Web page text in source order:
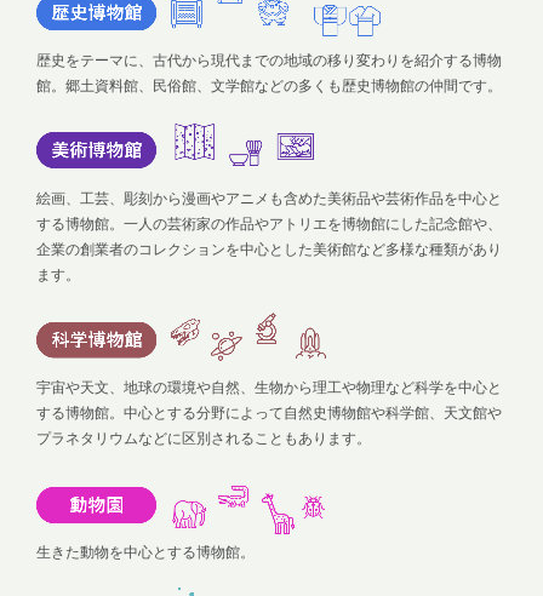
歴史をテーマに、古代から現代までの地域の移り変わりを紹介する博物
館。郷土資料館、民俗館、文学館などの多くも歴史博物館の仲間です。
絵画、工芸、彫刻から漫画やアニメも含めた美術品や芸術作品を中心と
する博物館。一人の芸術家の作品やアトリエを博物館にした記念館や、
企業の創業者のコレクションを中心とした美術館など多様な種類があり
ます。
宇宙や天文、地球の環境や自然、生物から理工や物理など科学を中心と
する博物館。中心とする分野によって自然史博物館や科学館、天文館や
プラネタリウムなどに区別されることもあります。
生きた動物を中心とする博物館。